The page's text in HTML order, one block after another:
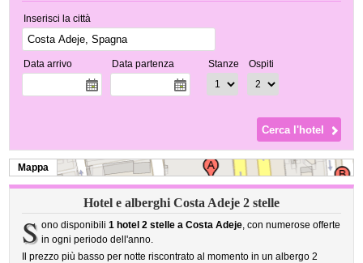
Inserisci la città
Data arrivo Data partenza Stanze Ospiti
Mappa
Hotel e alberghi Costa Adeje 2 stelle
S ono disponibili 1 hotel 2 stelle a Costa Adeje, con numerose offerte
in ogni periodo dell'anno.
Il prezzo più basso per notte riscontrato al momento in un albergo 2